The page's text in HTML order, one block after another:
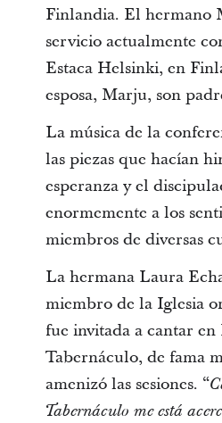
Finlandia. El hermano
servicio actualmente
Estaca Helsinki, en
esposa, Marju, son
La música de la
las piezas que hacían
esperanza y el
enormemente a los
miembros de diversas
La hermana Laura
miembro de la Iglesia
fue invitada a cantar
Tabernáculo, de fama
amenizó las sesiones. “
Tabernáculo me está